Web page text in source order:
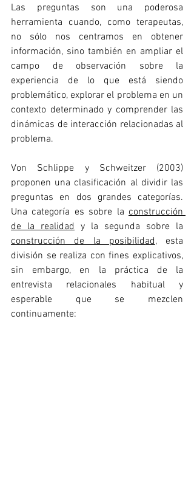
Las preguntas son una poderosa
herramienta cuando, como terapeutas,
no sólo nos centramos en obtener
información, sino también en ampliar el
campo de observación sobre la
experiencia de lo que está siendo
problemático, explorar el problema en un
contexto determinado y comprender las
dinámicas de interacción relacionadas al
problema.
Von Schlippe y Schweitzer (2003)
proponen una clasificación al dividir las
preguntas en dos grandes categorías.
Una categoría es sobre la construcción
de la realidad
construcción de la posibilidad, esta
división se realiza con fines explicativos,
sin embargo, en la práctica de la
entrevista relacionales habitual y
esperable que se mezclen
continuamente: